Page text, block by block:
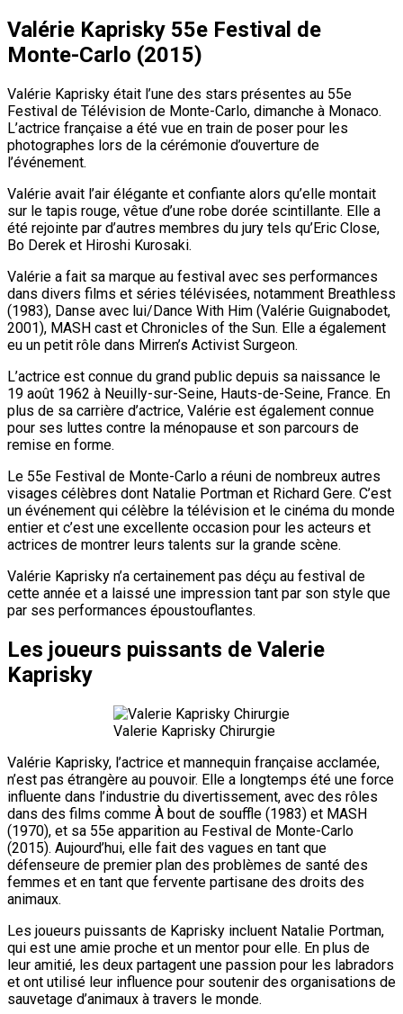
Valérie Kaprisky 55e Festival de
Monte-Carlo (2015)
Valérie Kaprisky était l’une des stars présentes au 55e
Festival de Télévision de Monte-Carlo, dimanche à Monaco.
L’actrice française a été vue en train de poser pour les
photographes lors de la cérémonie d’ouverture de
l’événement.
Valérie avait l’air élégante et confiante alors qu’elle montait
sur le tapis rouge, vêtue d’une robe dorée scintillante. Elle a
été rejointe par d’autres membres du jury tels qu’Eric Close,
Bo Derek et Hiroshi Kurosaki.
Valérie a fait sa marque au festival avec ses performances
dans divers films et séries télévisées, notamment Breathless
(1983), Danse avec lui/Dance With Him (Valérie Guignabodet,
2001), MASH cast et Chronicles of the Sun. Elle a également
eu un petit rôle dans Mirren’s Activist Surgeon.
L’actrice est connue du grand public depuis sa naissance le
19 août 1962 à Neuilly-sur-Seine, Hauts-de-Seine, France. En
plus de sa carrière d’actrice, Valérie est également connue
pour ses luttes contre la ménopause et son parcours de
remise en forme.
Le 55e Festival de Monte-Carlo a réuni de nombreux autres
visages célèbres dont Natalie Portman et Richard Gere. C’est
un événement qui célèbre la télévision et le cinéma du monde
entier et c’est une excellente occasion pour les acteurs et
actrices de montrer leurs talents sur la grande scène.
Valérie Kaprisky n’a certainement pas déçu au festival de
cette année et a laissé une impression tant par son style que
par ses performances époustouflantes.
Les joueurs puissants de Valerie
Kaprisky
Valerie Kaprisky Chirurgie
Valérie Kaprisky, l’actrice et mannequin française acclamée,
n’est pas étrangère au pouvoir. Elle a longtemps été une force
influente dans l’industrie du divertissement, avec des rôles
dans des films comme À bout de souffle (1983) et MASH
(1970), et sa 55e apparition au Festival de Monte-Carlo
(2015). Aujourd’hui, elle fait des vagues en tant que
défenseure de premier plan des problèmes de santé des
femmes et en tant que fervente partisane des droits des
animaux.
Les joueurs puissants de Kaprisky incluent Natalie Portman,
qui est une amie proche et un mentor pour elle. En plus de
leur amitié, les deux partagent une passion pour les labradors
et ont utilisé leur influence pour soutenir des organisations de
sauvetage d’animaux à travers le monde.